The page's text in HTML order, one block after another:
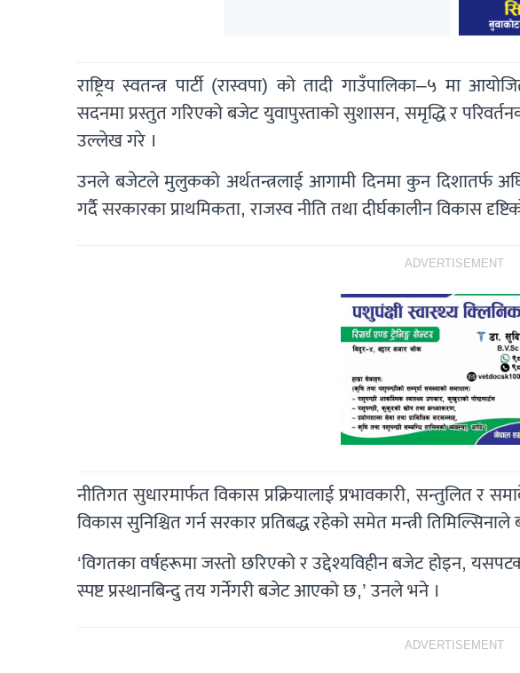
राष्ट्रिय स्वतन्त्र पार्टी (रास्वपा) को तादी गाउँपालिका–५ मा
सदनमा प्रस्तुत गरिएको बजेट युवापुस्ताको सुशासन, समृद्धि र
उल्लेख गरे ।
उनले बजेटले मुलुकको अर्थतन्त्रलाई आगामी दिनमा कुन दिशातर्फ अघि
गर्दै सरकारका प्राथमिकता, राजस्व नीति तथा दीर्घकालीन विकास
ADVERTISEMENT
नीतिगत सुधारमार्फत विकास प्रक्रियालाई प्रभावकारी, सन्तुलित र
विकास सुनिश्चित गर्न सरकार प्रतिबद्ध रहेको समेत मन्त्री तिमिल्सिनाले
‘विगतका वर्षहरूमा जस्तो छरिएको र उद्देश्यविहीन बजेट होइन,
स्पष्ट प्रस्थानबिन्दु तय गर्नेगरी बजेट आएको छ,’ उनले भने ।
ADVERTISEMENT